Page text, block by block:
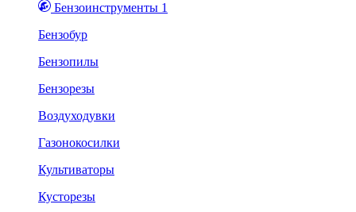
Бензоинструменты 1
Бензобур
Бензопилы
Бензорезы
Воздуходувки
Газонокосилки
Культиваторы
Кусторезы